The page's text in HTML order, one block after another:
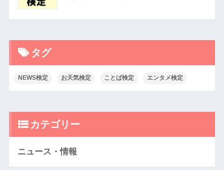
タグ
NEWS検定 お天気検定 ことば検定 エンタメ検定
カテゴリー
ニュース・情報